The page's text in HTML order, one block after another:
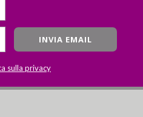
sulla privacy